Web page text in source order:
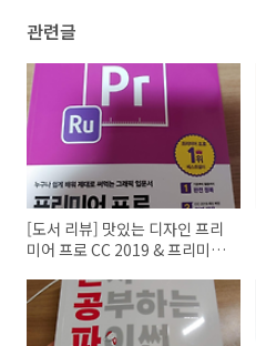
관련글
[도서 리뷰] 맛있는 디자인 프리
미어 프로 CC 2019 & 프리미어